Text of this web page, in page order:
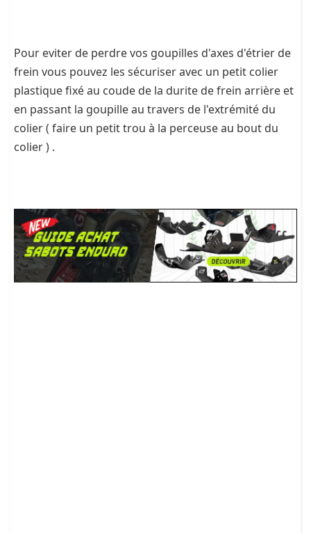
Pour eviter de perdre vos goupilles d'axes d'étrier de
frein vous pouvez les sécuriser avec un petit colier
plastique fixé au coude de la durite de frein arrière et
en passant la goupille au travers de l'extrémité du
colier ( faire un petit trou à la perceuse au bout du
colier ) .